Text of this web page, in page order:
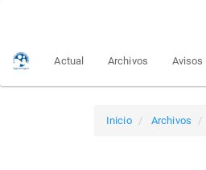
principalActual Archivos Avisos
Inicio Archivos